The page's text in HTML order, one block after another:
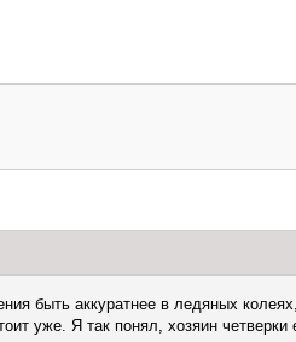
быть аккуратнее в ледяных
уже. Я так понял, хозяин четверки